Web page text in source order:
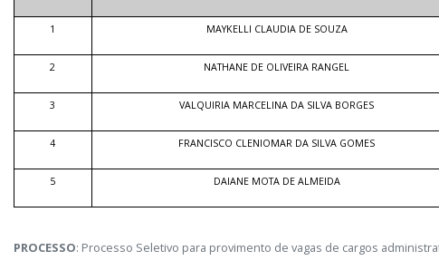
1 MAYKELLI CLAUDIA DE SOUZA
2 NATHANE DE OLIVEIRA RANGEL
3 VALQUIRIA MARCELINA DA SILVA BORGES
4 FRANCISCO CLENIOMAR DA SILVA GOMES
5 DAIANE MOTA DE ALMEIDA
PROCESSO: Processo Seletivo para provimento de vagas de cargos